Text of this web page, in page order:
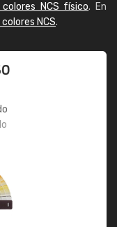
NCS físico. En
NCS.